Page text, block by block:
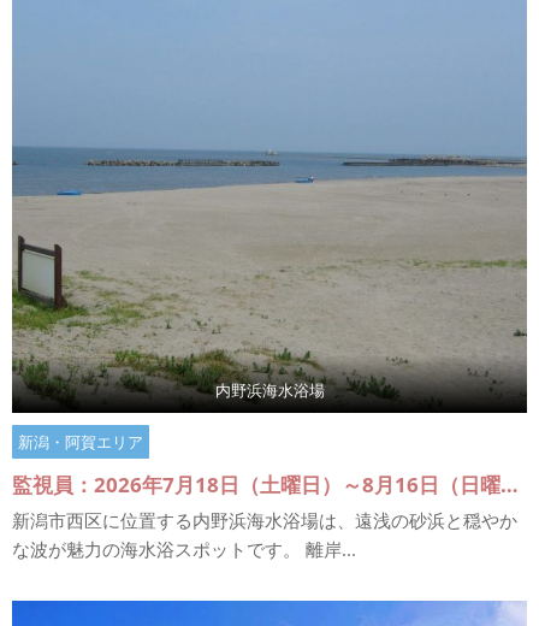
内野浜海水浴場
新潟・阿賀エリア
監視員：2026年7月18日（土曜日）～8月16日（日曜日）
新潟市西区に位置する内野浜海水浴場は、遠浅の砂浜と穏やか
な波が魅力の海水浴スポットです。 離岸...